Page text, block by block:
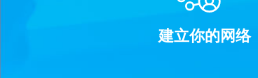
建立你的网络